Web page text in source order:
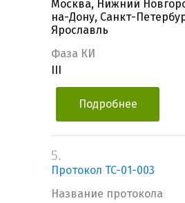
Москва, Нижний
на-Дону, Санкт-
Ярославль
Фаза КИ
Подробнее
5.
Протокол TC-01-003
Название протокола